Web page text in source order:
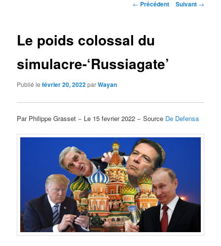
Navigation
← Précédent Suivant →
Le poids colossal du
simulacre-‘Russiagate’
Publié lefévrier 20, 2022parWayan
Par Philippe Grasset − Le 15 fevrier 2022 − Source De Defensa